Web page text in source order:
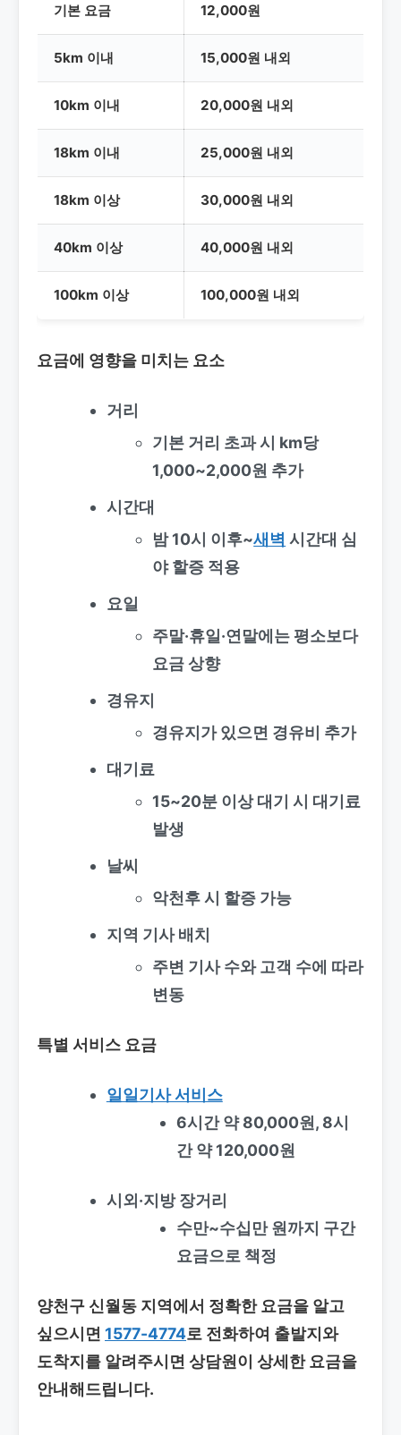
기본 요금 12,000원
5km 이내 15,000원 내외
10km 이내 20,000원 내외
18km 이내 25,000원 내외
18km 이상 30,000원 내외
40km 이상 40,000원 내외
100km 이상 100,000원 내외
요금에 영향을 미치는 요소
거리
기본 거리 초과 시 km당
1,000~2,000원 추가
시간대
밤 10시 이후~새벽 시간대 심
야 할증 적용
요일
주말·휴일·연말에는 평소보다
요금 상향
경유지
경유지가 있으면 경유비 추가
대기료
15~20분 이상 대기 시 대기료
발생
날씨
악천후 시 할증 가능
지역 기사 배치
주변 기사 수와 고객 수에 따라
변동
특별 서비스 요금
일일기사 서비스
6시간 약 80,000원, 8시
간 약 120,000원
시외·지방 장거리
수만~수십만 원까지 구간
요금으로 책정
양천구 신월동 지역에서 정확한 요금을 알고
싶으시면 1577-4774로 전화하여 출발지와
도착지를 알려주시면 상담원이 상세한 요금을
안내해드립니다.